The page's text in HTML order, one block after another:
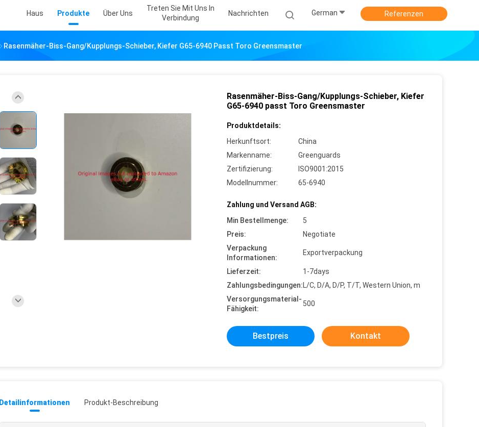
Haus Produkte Über Uns
Treten Sie Mit Uns In
Verbindung
Nachrichten German Referenzen
Rasenmäher-Biss-Gang/Kupplungs-Schieber, Kiefer G65-6940 Passt Toro Greensmaster
Rasenmäher-Biss-Gang/Kupplungs-Schieber, Kiefer
G65-6940 passt Toro Greensmaster
Produktdetails:
Herkunftsort:
China
Markenname:
Greenguards
Zertifizierung:
ISO9001:2015
Modellnummer:
65-6940
Zahlung und Versand AGB:
Min Bestellmenge:
5
Preis:
Negotiate
Verpackung
Informationen:
Exportverpackung
Lieferzeit:
1-7days
Zahlungsbedingungen:L/C, D/A, D/P, T/T, Western Union, m
Versorgungsmaterial-
Fähigkeit:
500
Bestpreis Kontakt
Detailinformationen Produkt-Beschreibung